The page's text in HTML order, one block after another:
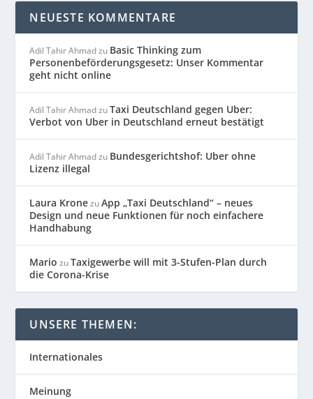
NEUESTE KOMMENTARE
Adil Tahir Ahmadzu Basic Thinking zum
Personenbeförderungsgesetz: Unser Kommentar
geht nicht online
Adil Tahir AhmadzuTaxi Deutschland gegen Uber:
Verbot von Uber in Deutschland erneut bestätigt
Adil Tahir Ahmadzu Bundesgerichtshof: Uber ohne
Lizenz illegal
Laura KronezuApp „Taxi Deutschland“ – neues
Design und neue Funktionen für noch einfachere
Handhabung
Mario zuTaxigewerbe will mit 3-Stufen-Plan durch
die Corona-Krise
UNSERE THEMEN:
Internationales
Meinung